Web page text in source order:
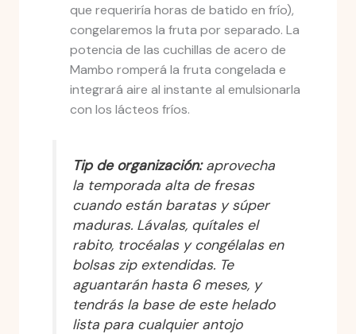
que requeriría horas de batido en frío),
congelaremos la fruta por separado. La
potencia de las cuchillas de acero de
Mambo romperá la fruta congelada e
integrará aire al instante al emulsionarla
con los lácteos fríos.
Tip de organización:aprovecha
la temporada alta de fresas
cuando están baratas y súper
maduras. Lávalas, quítales el
rabito, trocéalas y congélalas en
bolsas zip extendidas. Te
aguantarán hasta 6 meses, y
tendrás la base de este helado
lista para cualquier antojo